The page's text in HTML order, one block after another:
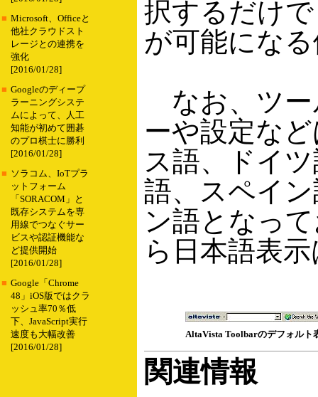
■ Microsoft、Officeと
他社クラウドスト
レージとの連携を
強化
[2016/01/28]
■ Googleのディープ
ラーニングシステ
ムによって、人工
知能が初めて囲碁
のプロ棋士に勝利
[2016/01/28]
■ ソラコム、IoTプラ
ットフォーム
「SORACOM」と
既存システムを専
用線でつなぐサー
ビスや認証機能な
ど提供開始
[2016/01/28]
■ Google「Chrome
48」iOS版ではクラ
ッシュ率70％低
下、JavaScript実行
速度も大幅改善
[2016/01/28]
択するだけ
が可能にな
なお、ツー
ーや設定な
ス語、ドイ
語、スペイ
ン語となっ
ら日本語表
AltaVista Toolbarのデフォルト
関連情報